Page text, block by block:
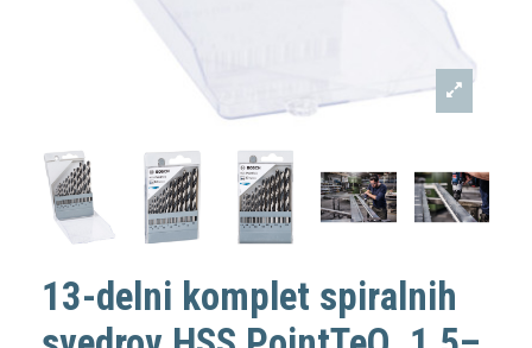
13-delni komplet spiralnih